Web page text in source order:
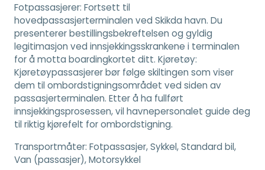
Fotpassasjerer: Fortsett til
hovedpassasjerterminalen ved Skikda havn. Du
presenterer bestillingsbekreftelsen og gyldig
legitimasjon ved innsjekkingsskrankene i terminalen
for å motta boardingkortet ditt. Kjøretøy:
Kjøretøypassasjerer bør følge skiltingen som viser
dem til ombordstigningsområdet ved siden av
passasjerterminalen. Etter å ha fullført
innsjekkingsprosessen, vil havnepersonalet guide deg
til riktig kjørefelt for ombordstigning.
Transportmåter: Fotpassasjer, Sykkel, Standard bil,
Van (passasjer), Motorsykkel